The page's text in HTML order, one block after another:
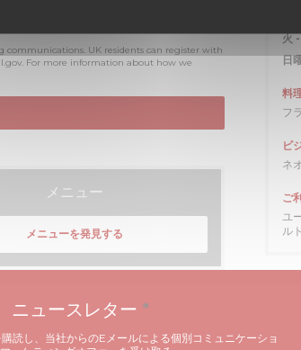
UK residents can register with
. For more information about how we
メニュー
メニューを発見する
火
日
料
フ
ビ
ネ
ご
ユ
ル
ニュースレター *
読し、当社からのEメールによる個別コミュニケーショ